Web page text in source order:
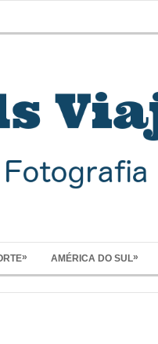
» AMÉRICA DO SUL»